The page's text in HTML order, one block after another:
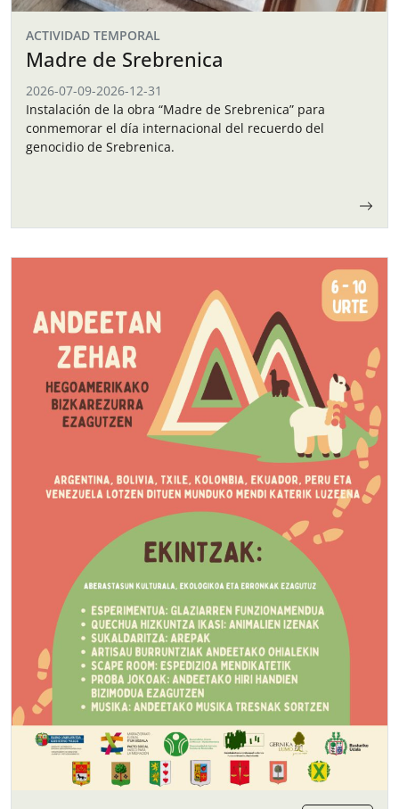
ACTIVIDAD TEMPORAL
Madre de Srebrenica
2026-07-09-2026-12-31
Instalación de la obra “Madre de Srebrenica” para
conmemorar el día internacional del recuerdo del
genocidio de Srebrenica.